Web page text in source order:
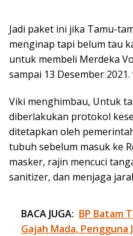
Jadi paket ini jika Tamu-
menginap tapi belum tau
untuk membeli Merdeka
sampai 13 Desember 2021.
Viki menghimbau, Untuk
diberlakukan protokol
ditetapkan oleh
tubuh sebelum masuk ke
masker, rajin mencuci
sanitizer, dan menjaga
BACA JUGA: BP Batam
Gajah Mada,